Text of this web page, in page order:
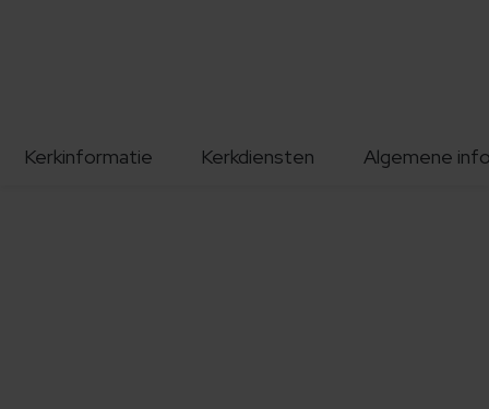
Kerkinformatie Kerkdiensten Algemene